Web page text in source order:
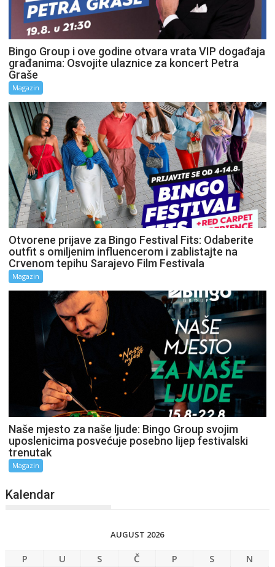
Bingo Group i ove godine otvara vrata VIP događaja
građanima: Osvojite ulaznice za koncert Petra
Graše
Magazin
Otvorene prijave za Bingo Festival Fits: Odaberite
outfit s omiljenim influencerom i zablistajte na
Crvenom tepihu Sarajevo Film Festivala
Magazin
Naše mjesto za naše ljude: Bingo Group svojim
uposlenicima posvećuje posebno lijep festivalski
trenutak
Magazin
Kalendar
AUGUST 2026
P U S Č P S
N